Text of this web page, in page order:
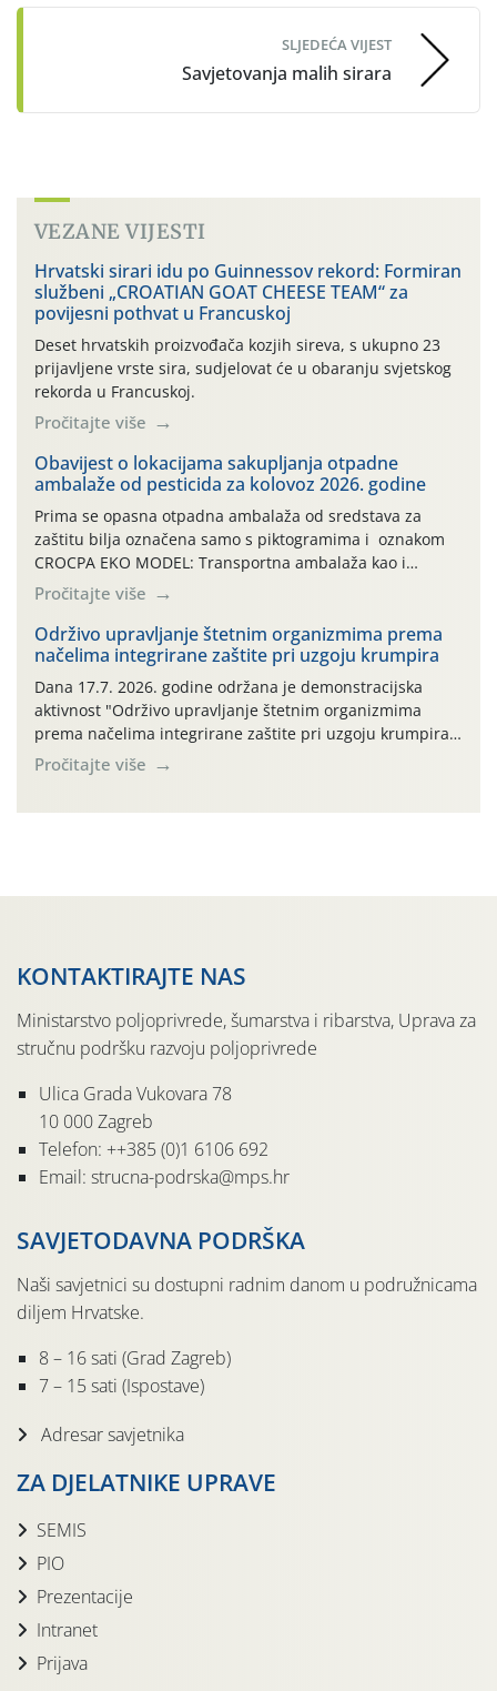
SLJEDEĆA VIJEST
Savjetovanja malih sirara
VEZANE VIJESTI
Hrvatski sirari idu po Guinnessov rekord: Formiran
službeni „CROATIAN GOAT CHEESE TEAM“ za
povijesni pothvat u Francuskoj
Deset hrvatskih proizvođača kozjih sireva, s ukupno 23
prijavljene vrste sira, sudjelovat će u obaranju svjetskog
rekorda u Francuskoj.
Pročitajte više
Obavijest o lokacijama sakupljanja otpadne
ambalaže od pesticida za kolovoz 2026. godine
Prima se opasna otpadna ambalaža od sredstava za
zaštitu bilja označena samo s piktogramima i oznakom
CROCPA EKO MODEL: Transportna ambalaža kao i
ambalaža drugih proizvoda koji nisu sredstva za zaštitu
bilja (npr. ambalaža od mineralnih gnojiva,) se ne
prihvaća. Korisnicima je osiguran besplatni povrat
prazne ambalaže isključivo ovih tvrtki: AGROCHEM-MAKS,
AGRONOM, ALBAUGH TKI* (PINUS […]
Pročitajte više
Održivo upravljanje štetnim organizmima prema
načelima integrirane zaštite pri uzgoju krumpira
Dana 17.7. 2026. godine održana je demonstracijska
aktivnost "Održivo upravljanje štetnim organizmima
prema načelima integrirane zaštite pri uzgoju krumpira"
na pokusnom polju "Poredje", kraj naselja Belica (ARKOD
parcela ID 2445031) (središnji dio Međimurske županije).
Pročitajte više
KONTAKTIRAJTE NAS
Ministarstvo poljoprivrede, šumarstva i ribarstva, Uprava za
stručnu podršku razvoju poljoprivrede
Ulica Grada Vukovara 78
10 000 Zagreb
Telefon: ++385 (0)1 6106 692
Email: strucna-podrska@mps.hr
SAVJETODAVNA PODRŠKA
Naši savjetnici su dostupni radnim danom u podružnicama
diljem Hrvatske.
8 – 16 sati (Grad Zagreb)
7 – 15 sati (Ispostave)
Adresar savjetnika
ZA DJELATNIKE UPRAVE
SEMIS
PIO
Prezentacije
Intranet
Prijava